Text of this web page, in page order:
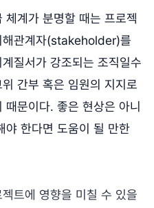
계가 분명할 때는 프로젝
해관계자(stakeholder)를
질서가 강조되는 조직일수
간부 혹은 임원의 지지로
문이다. 좋은 현상은 아니
야 한다면 도움이 될 만한
트에 영향을 미칠 수 있을